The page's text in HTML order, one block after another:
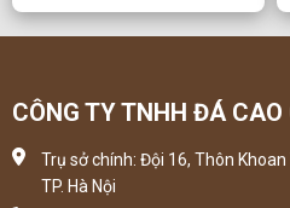
CÔNG TY TNHH ĐÁ
Trụ sở chính: Đội 16, Thôn
TP. Hà Nội